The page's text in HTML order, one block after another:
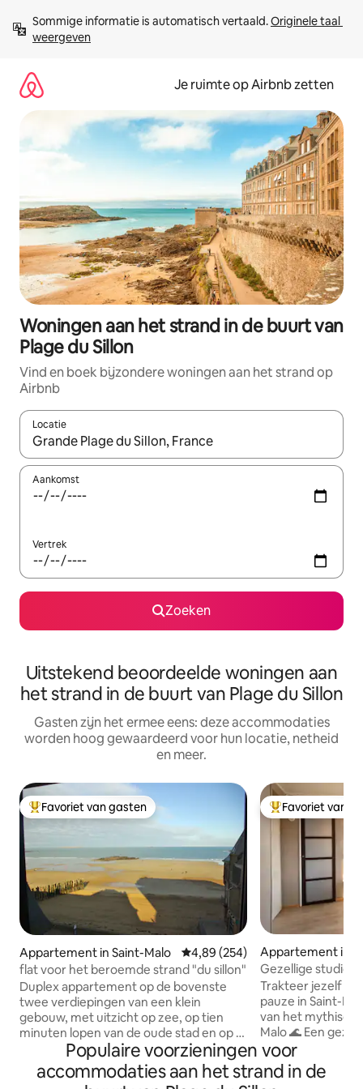
direct
naar
Sommige informatie is automatisch vertaald. Originele taal
weergeven
Je ruimte op Airbnb zetten
Woningen aan het strand in de buurt van
Plage du Sillon
Vind en boek bijzondere woningen aan het strand op
Airbnb
Locatie
Wanneer er suggesties beschikbaar zijn, maak je een keuze
Aankomst
Vertrek
Zoeken
Uitstekend beoordeelde woningen aan
het strand in de buurt van Plage du Sillon
Gasten zijn het ermee eens: deze accommodaties
worden hoog gewaardeerd voor hun locatie, netheid
en meer.
Topfavoriet van gasten
Favoriet van gasten
Appartement in Saint-Malo Gemiddelde beoordeling van
4,89 (254)
flat voor het beroemde strand "du sillon"
Duplex appartement op de bovenste
twee verdiepingen van een klein
gebouw, met uitzicht op zee, op tien
minuten lopen van de oude stad en op 15
minuten van het treinstation.
Beoordeelde 3-sterren gemeubileerde
toeristische accommodatie. Het is
Topfavoriet van
Favoriet van
Appartement in
Gezellige studio
Zeldzame locatie
Trakteer jezelf
pauze in Saint-
van het
Malo 🌊 Een
ideaal voor een
heb je geen
over en je bent
Populaire voorzieningen voor
accommodaties aan het strand in de